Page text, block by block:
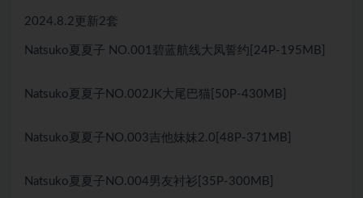
2024.8.2更新2套
Natsuko夏夏子 NO.001碧蓝航线大凤誓约[24P-195MB]
Natsuko夏夏子NO.002JK大尾巴猫[50P-430MB]
Natsuko夏夏子NO.003吉他妹妹2.0[48P-371MB]
Natsuko夏夏子NO.004男友衬衫[35P-300MB]